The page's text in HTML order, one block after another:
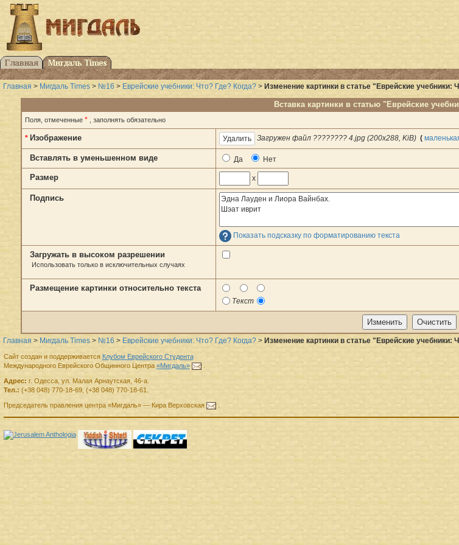
Главная > Мигдаль Times > №16 > Еврейские учебники: Что? Где? Когда? > Изменение картинки в статье "Еврейские учебники:
Вставка картинки в статью "Еврейские
Поля, отмеченные * , заполнять обязательно
* Изображение Загружен файл ???????? 4.jpg (200x288, KiB) (
Вставлять в уменьшенном виде Да Нет
Размер x
Подпись
Показать подсказку по форматированию текста
Загружать в высоком разрешении
Использовать только в исключительных случаях
Размещение картинки относительно текста
Текст
Главная > Мигдаль Times > №16 > Еврейские учебники: Что? Где? Когда? > Изменение картинки в статье "Еврейские учебники:
Сайт создан и поддерживается Клубом Еврейского Студента
Международного Еврейского Общинного Центра «Мигдаль» .
Адрес: г. Одесса, ул. Малая Арнаутская, 46-а.
Тел.: (+38 048) 770-18-69, (+38 048) 770-18-61
Председатель правленияцентра «Мигдаль»— Кира Верховская .